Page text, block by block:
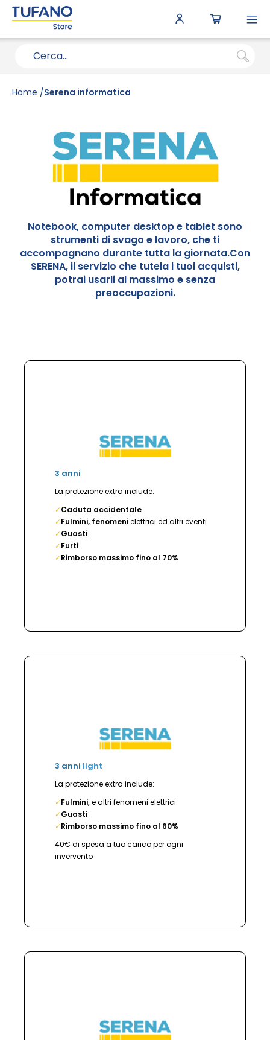
Home Serena informatica
Notebook, computer desktop e tablet sono
strumenti di svago e lavoro, che ti
accompagnano durante tutta la giornata.Con
SERENA, il servizio che tutela i tuoi acquisti,
potrai usarli al massimo e senza
preoccupazioni.
3 anni
La protezione extra include:
✓Caduta accidentale
✓Fulmini, fenomenielettrici ed altri eventi
✓Guasti
✓Furti
✓Rimborso massimo fino al 70%
3 anni light
La protezione extra include:
✓Fulmini,e altri fenomeni elettrici
✓Guasti
✓Rimborso massimo fino al 60%
40€ di spesa a tuo carico per ogni
invervento